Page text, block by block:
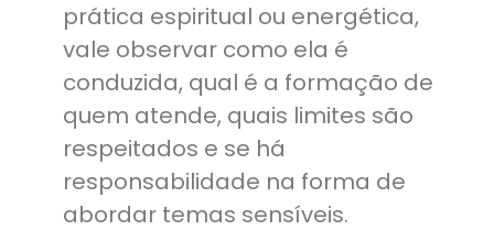
prática espiritual ou energética,
vale observar como ela é
conduzida, qual é a formação de
quem atende, quais limites são
respeitados e se há
responsabilidade na forma de
abordar temas sensíveis.